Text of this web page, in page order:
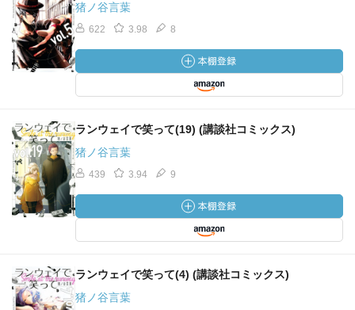
猪ノ谷言葉
622 3.98 8
ランウェイで笑って(19) (講談社コミックス)
猪ノ谷言葉
439 3.94 9
ランウェイで笑って(4) (講談社コミックス)
猪ノ谷言葉